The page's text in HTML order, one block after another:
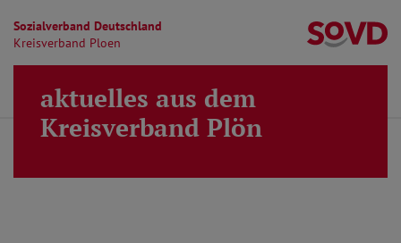
Sozialverband Deutschland
Kreisverband Ploen
Direkt zu den Inhalten springen
MENÜ
aktuelles aus dem
Kreisverband Plön